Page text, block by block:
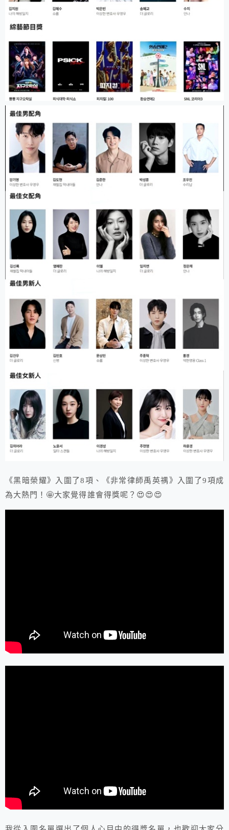
《黑暗榮耀》入圍了8項、《非常律師禹英禑》入圍了9項成
為大熱門！🤩大家覺得誰會得獎呢？😍😍😍